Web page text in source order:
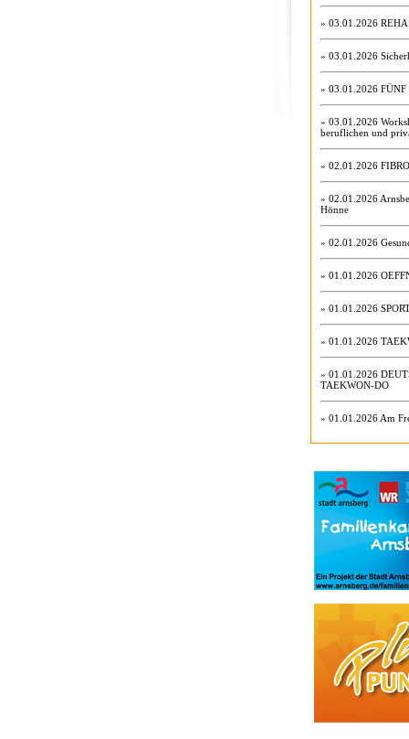
» 03.01.2026
» 03.01.2026
» 03.01.2026 FÜNF
» 03.01.2026
beruflichen und
» 02.01.2026
» 02.01.2026
Hönne
» 02.01.2026
» 01.01.2026
» 01.01.2026
» 01.01.2026
» 01.01.2026
TAEKWON-DO
» 01.01.2026 Am